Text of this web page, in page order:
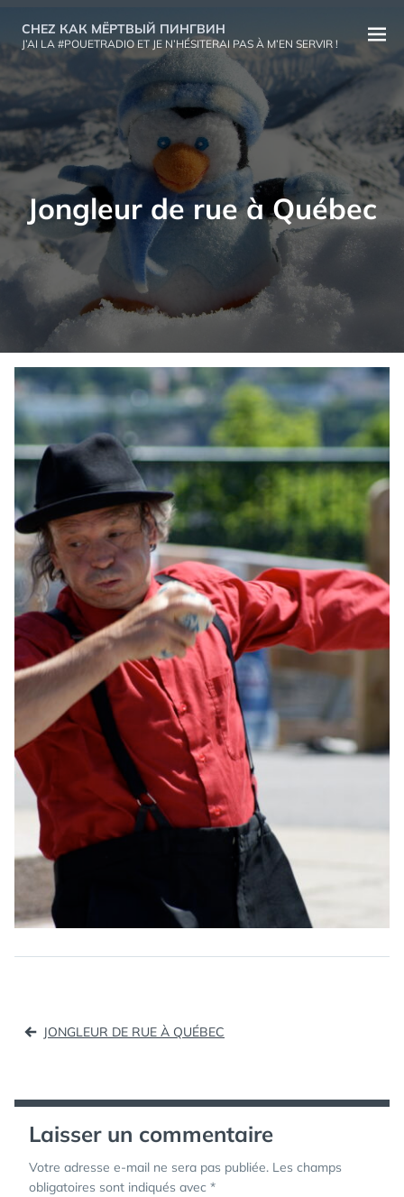
contenu
CHEZ КАК МЁРТВЫЙ ПИНГВИН
J’AI LA #POUETRADIO ET JE N’HÉSITERAI PAS À M’EN SERVIR !
le
Jongleur de rue à Québec
Navigation
JONGLEUR DE RUE À QUÉBEC
Laisser un commentaire
Votre adresse e-mail ne sera pas publiée. Les champs
obligatoires sont indiqués avec *